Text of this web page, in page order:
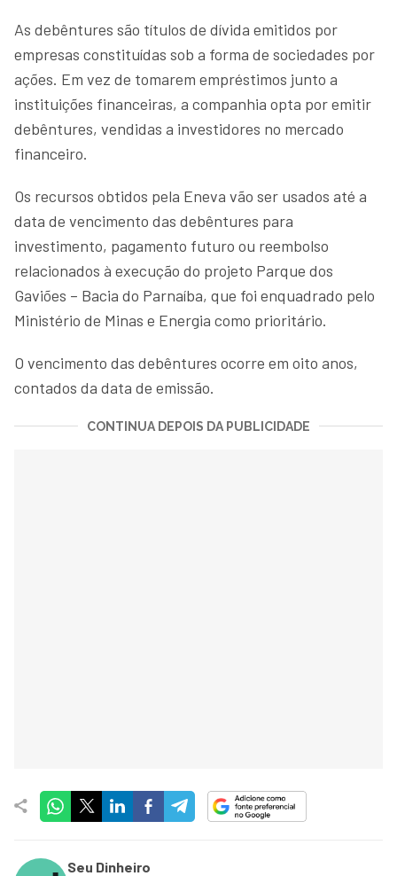
As debêntures são títulos de dívida emitidos por
empresas constituídas sob a forma de sociedades por
ações. Em vez de tomarem empréstimos junto a
instituições financeiras, a companhia opta por emitir
debêntures, vendidas a investidores no mercado
financeiro.
Os recursos obtidos pela Eneva vão ser usados até a
data de vencimento das debêntures para
investimento, pagamento futuro ou reembolso
relacionados à execução do projeto Parque dos
Gaviões – Bacia do Parnaíba, que foi enquadrado pelo
Ministério de Minas e Energia como prioritário.
O vencimento das debêntures ocorre em oito anos,
contados da data de emissão.
CONTINUA DEPOIS DA PUBLICIDADE
Seu Dinheiro